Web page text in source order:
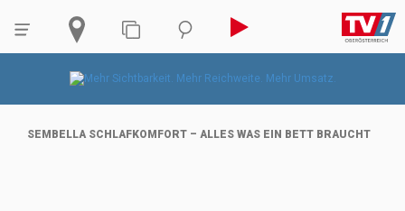
SEMBELLA SCHLAFKOMFORT – ALLES WAS EIN BETT BRAUCHT